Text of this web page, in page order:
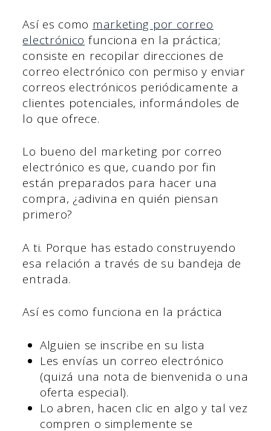
Así es como marketing por correo
electrónico funciona en la práctica;
consiste en recopilar direcciones de
correo electrónico con permiso y enviar
correos electrónicos periódicamente a
clientes potenciales, informándoles de
lo que ofrece.
Lo bueno del marketing por correo
electrónico es que, cuando por fin
están preparados para hacer una
compra, ¿adivina en quién piensan
primero?
A ti. Porque has estado construyendo
esa relación a través de su bandeja de
entrada.
Así es como funciona en la práctica
Alguien se inscribe en su lista
Les envías un correo electrónico
(quizá una nota de bienvenida o una
oferta especial).
Lo abren, hacen clic en algo y tal vez
compren o simplemente se